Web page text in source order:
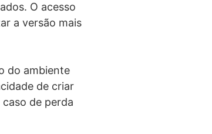
O acesso
a versão mais
do ambiente
de criar
de perda